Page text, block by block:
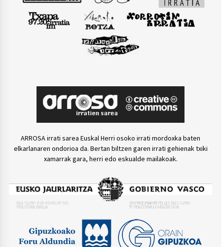
ARROSA irrati sarea Euskal Herri osoko irrati mordoxka baten
elkarlanaren ondorioa da. Bertan biltzen garen irrati gehienak txiki
xamarrak gara, herri edo eskualde mailakoak.